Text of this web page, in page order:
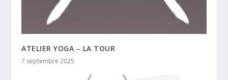
ATELIER YOGA – LA TOUR
7 septembre 2025